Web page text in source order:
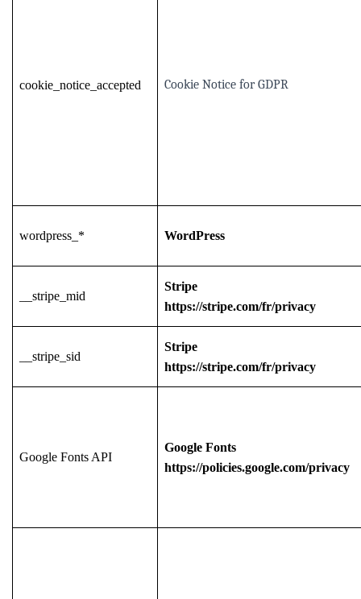
cookie_notice_accepted Cookie Notice for GDPR
wordpress_* WordPress
__stripe_mid
Stripe
https://stripe.com/fr/privacy
__stripe_sid
Stripe
https://stripe.com/fr/privacy
Google Fonts API
Google Fonts
https://policies.google.com/privacy